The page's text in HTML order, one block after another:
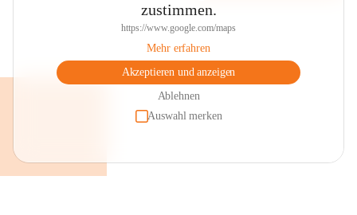
zustimmen.
https://www.google.com/maps
Mehr erfahren
Akzeptieren und anzeigen
Ablehnen
Auswahl merken